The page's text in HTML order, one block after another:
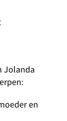
Jolanda
en